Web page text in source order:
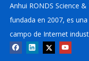
Anhui RONDS Science
fundada en 2007, es
campo de Internet